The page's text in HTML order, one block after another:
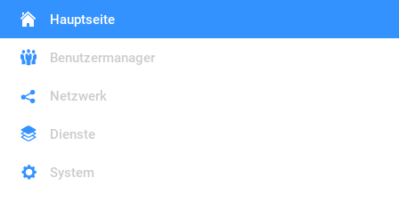
Hauptseite
Benutzermanager
Netzwerk
Dienste
System